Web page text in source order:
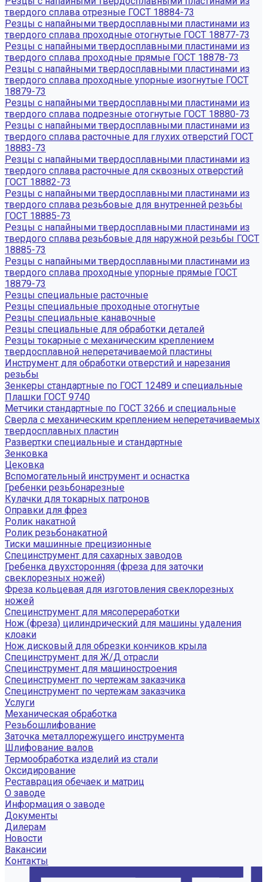
твердого сплава отрезные ГОСТ 18884-73
Резцы с напайными твердосплавными пластинами из
твердого сплава проходные отогнутые ГОСТ 18877-73
Резцы с напайными твердосплавными пластинами из
твердого сплава проходные прямые ГОСТ 18878-73
Резцы с напайными твердосплавными пластинами из
твердого сплава проходные упорные изогнутые ГОСТ
18879-73
Резцы с напайными твердосплавными пластинами из
твердого сплава подрезные отогнутые ГОСТ 18880-73
Резцы с напайными твердосплавными пластинами из
твердого сплава расточные для глухих отверстий ГОСТ
18883-73
Резцы с напайными твердосплавными пластинами из
твердого сплава расточные для сквозных отверстий
ГОСТ 18882-73
Резцы с напайными твердосплавными пластинами из
твердого сплава резьбовые для внутренней резьбы
ГОСТ 18885-73
Резцы с напайными твердосплавными пластинами из
твердого сплава резьбовые для наружной резьбы ГОСТ
18885-73
Резцы с напайными твердосплавными пластинами из
твердого сплава проходные упорные прямые ГОСТ
18879-73
Резцы специальные расточные
Резцы специальные проходные отогнутые
Резцы специальные канавочные
Резцы специальные для обработки деталей
Резцы токарные с механическим креплением
твердосплавной неперетачиваемой пластины
Инструмент для обработки отверстий и нарезания
резьбы
Зенкеры стандартные по ГОСТ 12489 и специальные
Плашки ГОСТ 9740
Метчики стандартные по ГОСТ 3266 и специальные
Сверла с механическим креплением неперетачиваемых
твердосплавных пластин
Развертки специальные и стандартные
Зенковка
Цековка
Вспомогательный инструмент и оснастка
Гребенки резьбонарезные
Кулачки для токарных патронов
Оправки для фрез
Ролик накатной
Ролик резьбонакатной
Тиски машинные прецизионные
Специнструмент для сахарных заводов
Гребенка двухсторонняя (фреза для заточки
свеклорезных ножей)
Фреза кольцевая для изготовления свеклорезных
ножей
Специнструмент для мясопереработки
Нож (фреза) цилиндрический для машины удаления
клоаки
Нож дисковый для обрезки кончиков крыла
Специнструмент для Ж/Д отрасли
Специнструмент для машиностроения
Специнструмент по чертежам заказчика
Специнструмент по чертежам заказчика
Услуги
Механическая обработка
Резьбошлифование
Заточка металлорежущего инструмента
Шлифование валов
Термообработка изделий из стали
Оксидирование
Реставрация обечаек и матриц
О заводе
Информация о заводе
Документы
Дилерам
Новости
Вакансии
Контакты